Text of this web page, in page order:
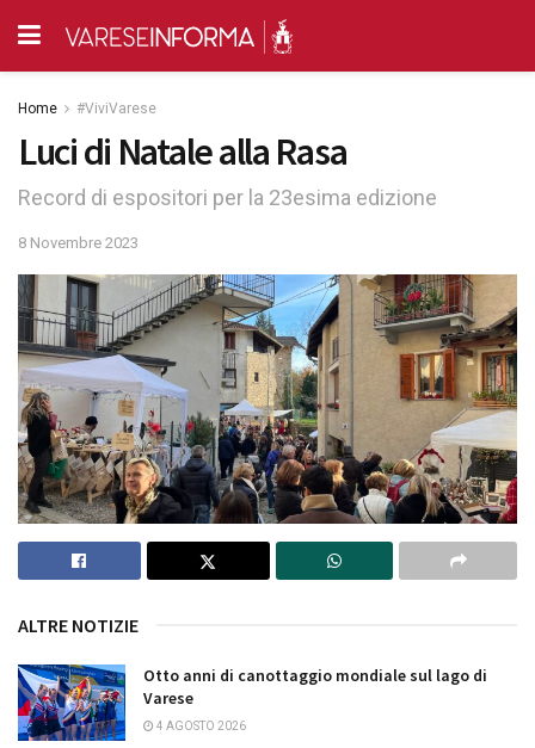
Home #ViviVarese
Luci di Natale alla Rasa
Record di espositori per la 23esima edizione
8 Novembre 2023
ALTRE NOTIZIE
Otto anni di canottaggio mondiale sul lago di
Varese
4 AGOSTO 2026